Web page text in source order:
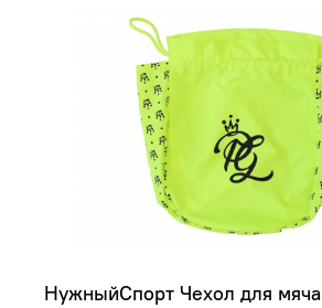
НужныйСпорт Чехол для мяча